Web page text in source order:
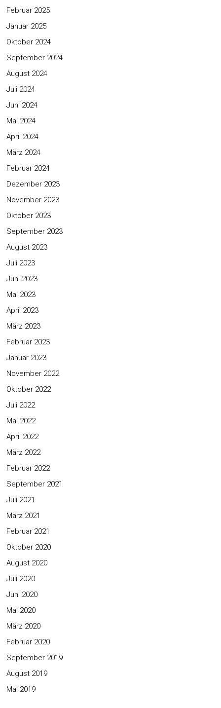
Februar 2025
Januar 2025
Oktober 2024
September 2024
August 2024
Juli 2024
Juni 2024
Mai 2024
April 2024
März 2024
Februar 2024
Dezember 2023
November 2023
Oktober 2023
September 2023
August 2023
Juli 2023
Juni 2023
Mai 2023
April 2023
März 2023
Februar 2023
Januar 2023
November 2022
Oktober 2022
Juli 2022
Mai 2022
April 2022
März 2022
Februar 2022
September 2021
Juli 2021
März 2021
Februar 2021
Oktober 2020
August 2020
Juli 2020
Juni 2020
Mai 2020
März 2020
Februar 2020
September 2019
August 2019
Mai 2019